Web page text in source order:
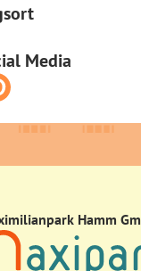
Media
Hamm